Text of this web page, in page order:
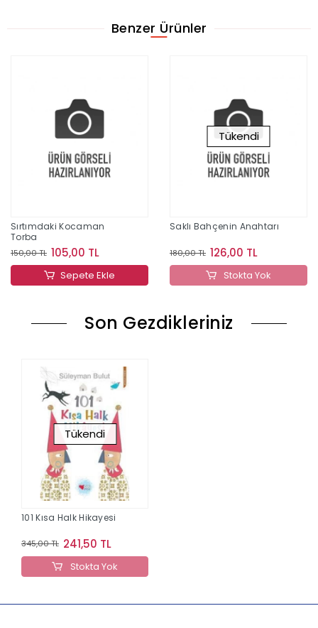
Benzer Ürünler
Sırtımdaki Kocaman
Torba
150,00 TL 105,00 TL
Sepete Ekle
Tükendi
Saklı Bahçenin Anahtarı
180,00 TL 126,00 TL
Stokta Yok
Son Gezdikleriniz
Tükendi
101 Kısa Halk Hikayesi
345,00 TL 241,50 TL
Stokta Yok